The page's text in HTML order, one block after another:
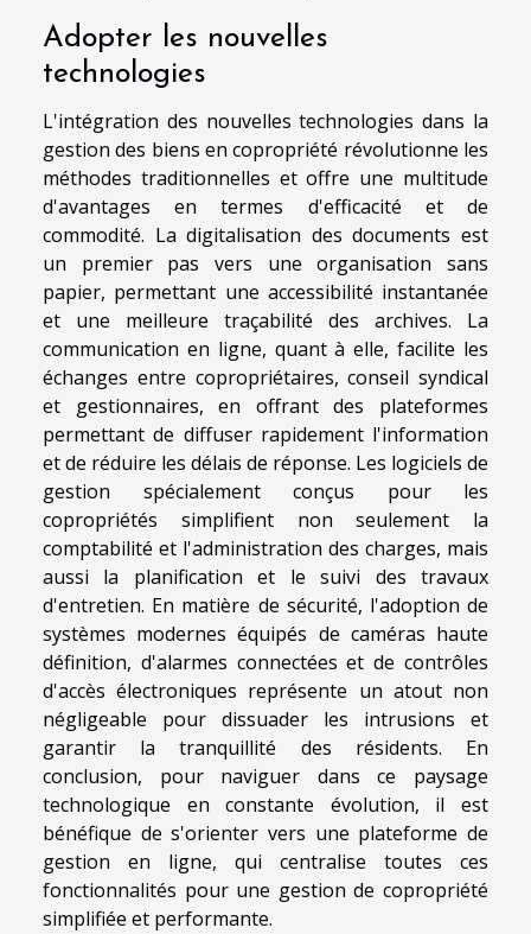
Adopter les nouvelles
technologies
L'intégration des nouvelles technologies dans la
gestion des biens en copropriété révolutionne les
méthodes traditionnelles et offre une multitude
d'avantages en termes d'efficacité et de
commodité. La digitalisation des documents est
un premier pas vers une organisation sans
papier, permettant une accessibilité instantanée
et une meilleure traçabilité des archives. La
communication en ligne, quant à elle, facilite les
échanges entre copropriétaires, conseil syndical
et gestionnaires, en offrant des plateformes
permettant de diffuser rapidement l'information
et de réduire les délais de réponse. Les logiciels de
gestion spécialement conçus pour les
copropriétés simplifient non seulement la
comptabilité et l'administration des charges, mais
aussi la planification et le suivi des travaux
d'entretien. En matière de sécurité, l'adoption de
systèmes modernes équipés de caméras haute
définition, d'alarmes connectées et de contrôles
d'accès électroniques représente un atout non
négligeable pour dissuader les intrusions et
garantir la tranquillité des résidents. En
conclusion, pour naviguer dans ce paysage
technologique en constante évolution, il est
bénéfique de s'orienter vers une plateforme de
gestion en ligne, qui centralise toutes ces
fonctionnalités pour une gestion de copropriété
simplifiée et performante.